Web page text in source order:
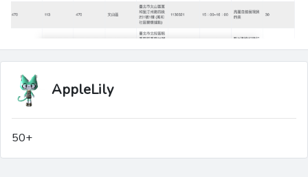
AppleLily
50+